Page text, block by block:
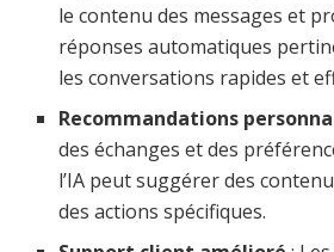
le contenu des messages et
réponses automatiques
les conversations rapides et
Recommandations
des échanges et des
l’IA peut suggérer des
des actions spécifiques.